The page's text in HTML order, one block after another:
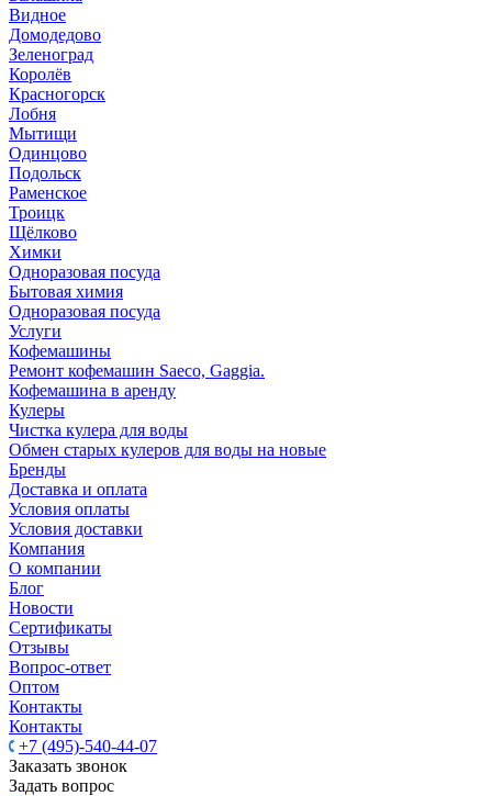
Видное
Домодедово
Зеленоград
Королёв
Красногорск
Лобня
Мытищи
Одинцово
Подольск
Раменское
Троицк
Щёлково
Химки
Одноразовая посуда
Бытовая химия
Одноразовая посуда
Услуги
Кофемашины
Ремонт кофемашин Saeco, Gaggia.
Кофемашина в аренду
Кулеры
Чистка кулера для воды
Обмен старых кулеров для воды на новые
Бренды
Доставка и оплата
Условия оплаты
Условия доставки
Компания
О компании
Блог
Новости
Сертификаты
Отзывы
Вопрос-ответ
Оптом
Контакты
Контакты
+7 (495)-540-44-07
Заказать звонок
Задать вопрос